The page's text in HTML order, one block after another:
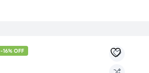
-16% OFF